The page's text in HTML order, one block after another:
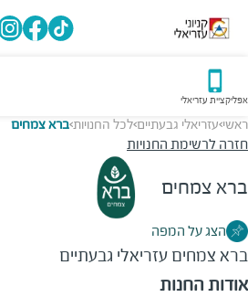
אפליקציית עזריאלי
ראשי>עזריאלי גבעתיים>לכל החנויות>ברא צמחים
חזרה לרשימת החנויות
ברא צמחים
הצג על המפה
ברא צמחים עזריאלי גבעתיים
אודות החנות